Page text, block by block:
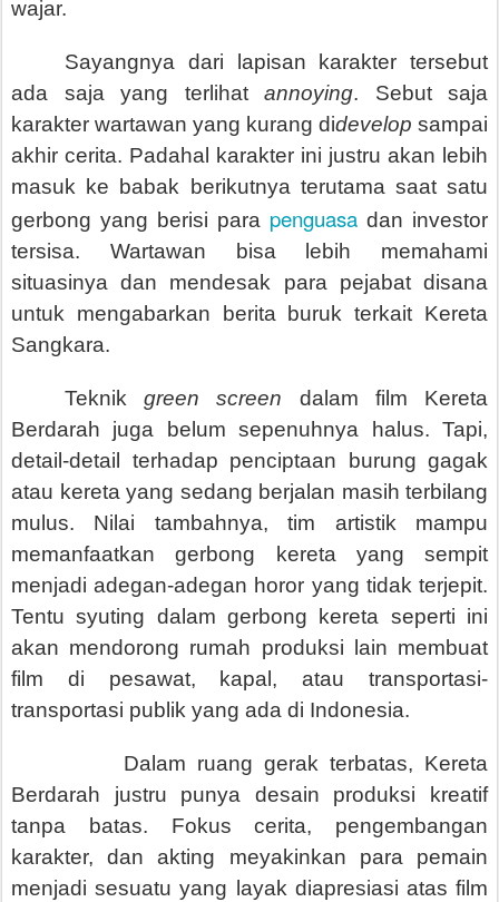
wajar.
Sayangnya dari lapisan karakter tersebut
ada saja yang terlihat annoying. Sebut saja
karakter wartawan yang kurang didevelop sampai
akhir cerita. Padahal karakter ini justru akan lebih
masuk ke babak berikutnya terutama saat satu
gerbong yang berisi para penguasa dan investor
tersisa. Wartawan bisa lebih memahami
situasinya dan mendesak para pejabat disana
untuk mengabarkan berita buruk terkait Kereta
Sangkara.
Teknikgreen screen dalam film Kereta
Berdarah juga belum sepenuhnya halus. Tapi,
detail-detail terhadap penciptaan burung gagak
atau kereta yang sedang berjalan masih terbilang
mulus. Nilai tambahnya, tim artistik mampu
memanfaatkan gerbong kereta yang sempit
menjadi adegan-adegan horor yang tidak terjepit.
Tentu syuting dalam gerbong kereta seperti ini
akan mendorong rumah produksi lain membuat
film di pesawat, kapal, atau transportasi-
transportasi publik yang ada di Indonesia.
Dalam ruang gerak terbatas, Kereta
Berdarah justru punya desain produksi kreatif
tanpa batas. Fokus cerita, pengembangan
karakter, dan akting meyakinkan para pemain
menjadi sesuatu yang layak diapresiasi atas film